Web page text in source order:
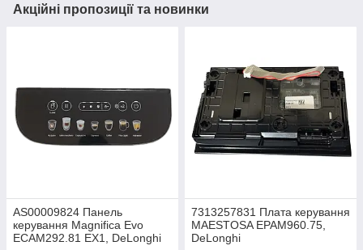
Акційні пропозиції та новинки
AS00009824 Панель
керування Magnifica Evo
ECAM292.81 EX1, DeLonghi
7313257831 Плата керування
MAESTOSA EPAM960.75,
DeLonghi